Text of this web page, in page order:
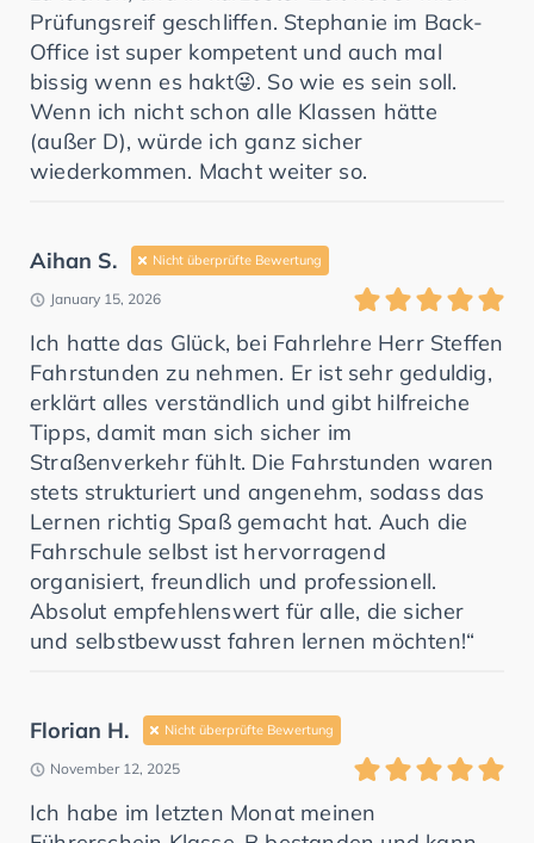
Prüfungsreif geschliffen. Stephanie im Back-
Office ist super kompetent und auch mal
bissig wenn es hakt😜. So wie es sein soll.
Wenn ich nicht schon alle Klassen hätte
(außer D), würde ich ganz sicher
wiederkommen. Macht weiter so.
Aihan S. Nicht überprüfte Bewertung
January 15, 2026
Ich hatte das Glück, bei Fahrlehre Herr Steffen
Fahrstunden zu nehmen. Er ist sehr geduldig,
erklärt alles verständlich und gibt hilfreiche
Tipps, damit man sich sicher im
Straßenverkehr fühlt. Die Fahrstunden waren
stets strukturiert und angenehm, sodass das
Lernen richtig Spaß gemacht hat. Auch die
Fahrschule selbst ist hervorragend
organisiert, freundlich und professionell.
Absolut empfehlenswert für alle, die sicher
und selbstbewusst fahren lernen möchten!“
Florian H. Nicht überprüfte Bewertung
November 12, 2025
Ich habe im letzten Monat meinen